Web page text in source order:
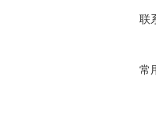
联
常